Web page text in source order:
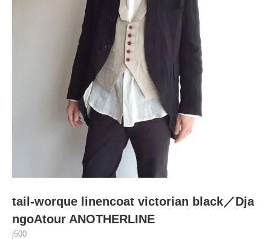
tail-worque linencoat victorian black／Dja
ngoAtour ANOTHERLINE
j500